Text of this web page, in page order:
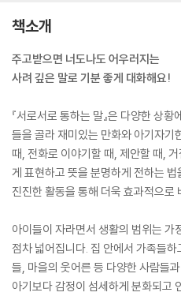
책소개
주고받으면 너도나도 어우러지는
사려 깊은 말로 기분 좋게 대화해요!
『서로서로 통하는 말』은 다양한 상
들을 골라 재미있는 만화와 아기자기
때, 전화로 이야기할 때, 제안할 때,
게 표현하고 뜻을 분명하게 전하는
진진한 활동을 통해 더욱 효과적으로
아이들이 자라면서 생활의 범위는
점차 넓어집니다. 집 안에서 가족들
들, 마을의 웃어른 등 다양한 사람들
아기보다 감정이 섬세하게 분화되고